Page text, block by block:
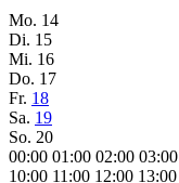
Mo. 14
Di. 15
Mi. 16
Do. 17
Fr. 18
Sa. 19
So. 20
00:00 01:00 02:00 03:00
10:00 11:00 12:00 13:00